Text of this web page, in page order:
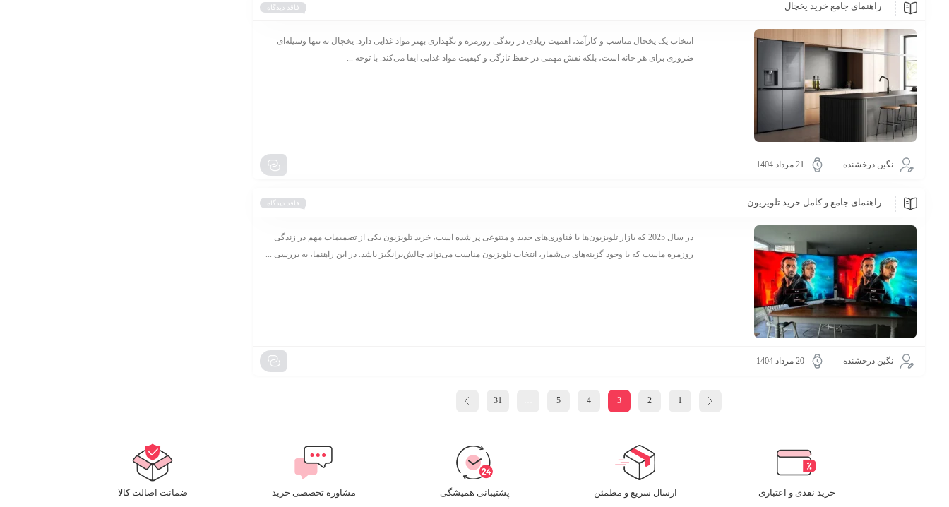
فاقد دیدگاه راهنمای جامع خرید یخچال
انتخاب یک یخچال مناسب و کارآمد، اهمیت زیادی در زندگی روزمره و نگهداری بهتر مواد غذایی دارد. یخچال نه تنها وسیله‌ای
ضروری برای هر خانه است، بلکه نقش مهمی در حفظ تازگی و کیفیت مواد غذایی ایفا می‌کند. با توجه ...
نگین درخشنده 21 مرداد 1404
فاقد دیدگاه راهنمای جامع و کامل خرید تلویزیون
در سال 2025 که بازار تلویزیون‌ها با فناوری‌های جدید و متنوعی پر شده است، خرید تلویزیون یکی از تصمیمات مهم در زندگی
روزمره ماست که با وجود گزینه‌های بی‌شمار، انتخاب تلویزیون مناسب می‌تواند چالش‌برانگیز باشد. در این راهنما، به بررسی ...
نگین درخشنده 20 مرداد 1404
1
2
3
4
5
31
خرید نقدی و اعتباری ارسال سریع و مطمئن​ پشتیبانی همیشگی مشاوره تخصصی خرید ضمانت اصالت کالا